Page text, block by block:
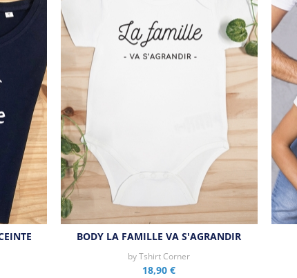
Aperçu rapide
BODY LA FAMILLE VA S'AGRANDIR
byTshirt Corner
18,90 €